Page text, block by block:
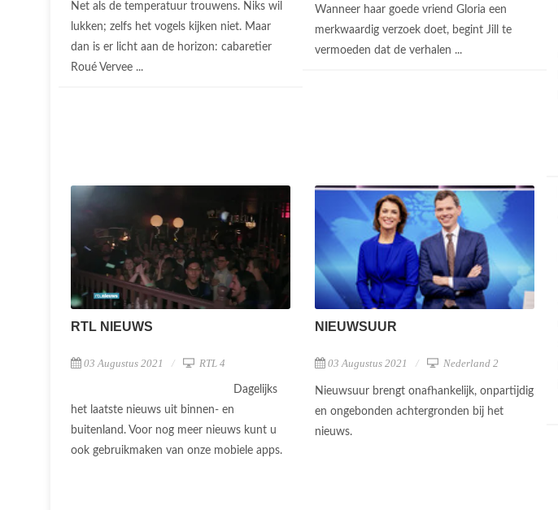
Net als de temperatuur trouwens. Niks wil
lukken; zelfs het vogels kijken niet. Maar
dan is er licht aan de horizon: cabaretier
Roué Vervee ...
Wanneer haar goede vriend Gloria een
merkwaardig verzoek doet, begint Jill te
vermoeden dat de verhalen ...
RTL NIEUWS
03 Augustus 2021 RTL 4
Dagelijks
het laatste nieuws uit binnen- en
buitenland. Voor nog meer nieuws kunt u
ook gebruikmaken van onze mobiele apps.
NIEUWSUUR
03 Augustus 2021 Nederland 2
Nieuwsuur brengt onafhankelijk, onpartijdig
en ongebonden achtergronden bij het
nieuws.